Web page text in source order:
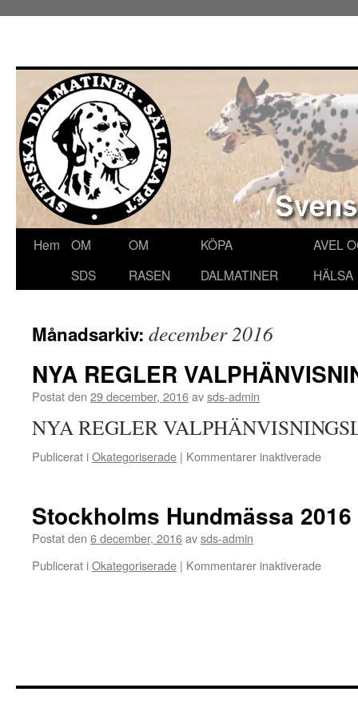
Hoppa
Hem
OM
SDS
OM
RASEN
KÖPA
DALMATINER
AVEL
HÄLSA
Månadsarkiv: december 2016
NYA REGLER
Postat den 29 december, 2016avsds-admin
NYA REGLER
Publicerat iOkategoriserade | Kommentarer inaktiveradeför
Stockholms Hundmässa 2016
Postat den 6 december, 2016avsds-admin
Publicerat iOkategoriserade | Kommentarer inaktiveradeför